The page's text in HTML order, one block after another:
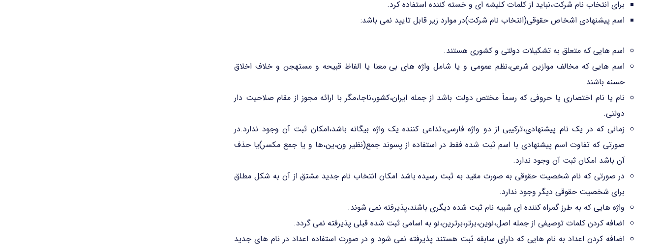
برای انتخاب نام شرکت،نباید از کلمات کلیشه ای و خسته کننده استفاده کرد.
اسم پیشنهادی اشخاص حقوقی(انتخاب نام شرکت)در موارد زیر قابل تایید نمی باشد:
اسم هایی که متعلق به تشکیلات دولتی و کشوری هستند.
اسم هایی که مخالف موازین شرعی،نظم عمومی و یا شامل واژه های بی معنا یا الفاظ قبیحه و مستهجن و خلاف اخلاق
حسنه باشند.
نام یا نام اختصاری یا حروفی که رسماَ مختص دولت باشد از جمله ایران،کشور،ناجا،مگر با ارائه مجوز از مقام صلاحیت دار
دولتی.
زمانی که در یک نام پیشنهادی،ترکیبی از دو واژه فارسی،تداعی کننده یک واژه بیگانه باشد،امکان ثبت آن وجود ندارد.در
صورتی که تفاوت اسم پیشنهادی با اسم ثبت شده فقط در استفاده از پسوند جمع(نظیر ون،ین،ها و یا جمع مکسر)یا حذف
آن باشد امکان ثبت آن وجود ندارد.
در صورتی که نام شخصیت حقوقی به صورت مقید به ثبت رسیده باشد امکان انتخاب نام جدید مشتق از آن به شکل مطلق
برای شخصیت حقوقی دیگر وجود ندارد.
واژه هایی که به طرز گمراه کننده ای شبیه نام ثبت شده دیگری باشند،پذیرفته نمی شوند.
اضافه کردن کلمات توصیفی از جمله اصل،نوین،برتر،برترین،نو به اسامی ثبت شده قبلی پذیرفته نمی گردد.
اضافه کردن اعداد به نام هایی که دارای سابقه ثبت هستند پذیرفته نمی شود و در صورت استفاده اعداد در نام های جدید